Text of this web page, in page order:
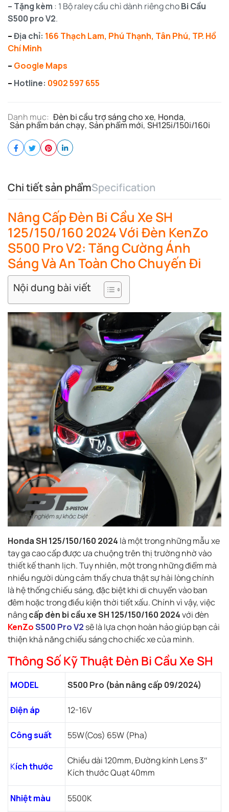
– Tặng kèm : 1 Bộ raley cầu chì dành riêng choBi Cầu
S500 pro V2.
–Địa chỉ: 166 Thạch Lam, Phú Thạnh, Tân Phú, TP. Hồ
Chí Minh
– Google Maps
– Hotline: 0902 597 655
Danh mục: Đèn bi cầu trợ sáng cho xe, Honda,
Sản phẩm bán chạy, Sản phẩm mới, SH125i/150i/160i
Chi tiết sản phẩmSpecification
Nâng Cấp Đèn Bi Cầu Xe SH
125/150/160 2024 Với Đèn KenZo
S500 Pro V2: Tăng Cường Ánh
Sáng Và An Toàn Cho Chuyến Đi
Nội dung bài viết
Honda SH 125/150/160 2024 là một trong những mẫu xe
tay ga cao cấp được ưa chuộng trên thị trường nhờ vào
thiết kế thanh lịch. Tuy nhiên, một trong những điểm mà
nhiều người dùng cảm thấy chưa thật sự hài lòng chính
là hệ thống chiếu sáng, đặc biệt khi di chuyển vào ban
đêm hoặc trong điều kiện thời tiết xấu. Chính vì vậy, việc
nângcấp đèn bi cầu xe SH 125/150/160 2024với đèn
KenZoS500 Pro V2 sẽ là lựa chọn hoàn hảo giúp bạn cải
thiện khả năng chiếu sáng cho chiếc xe của mình.
Thông Số Kỹ Thuật Đèn Bi Cầu Xe SH
MODEL S500 Pro (bản nâng cấp 09/2024)
Điện áp 12-16V
Công suất 55W(Cos) 65W (Pha)
Kích thước
Chiều dài 120mm, Đường kính Lens 3″
Kích thước Quạt 40mm
Nhiệt màu 5500K